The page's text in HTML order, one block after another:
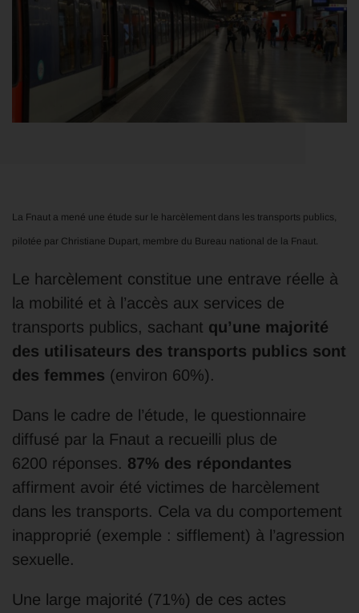
La Fnaut a mené une étude sur le harcèlement dans les transports publics,
pilotée par Christiane Dupart, membre du Bureau national de la Fnaut.
Le harcèlement constitue une entrave réelle à
la mobilité et à l’accès aux services de
transports publics, sachant qu’une majorité
des utilisateurs des transports publics sont
des femmes (environ 60%).
Dans le cadre de l’étude, le questionnaire
diffusé par la Fnaut a recueilli plus de
6200 réponses. 87% des répondantes
affirment avoir été victimes de harcèlement
dans les transports. Cela va du comportement
inapproprié (exemple : sifflement) à l’agression
sexuelle.
Une large majorité (71%) de ces actes